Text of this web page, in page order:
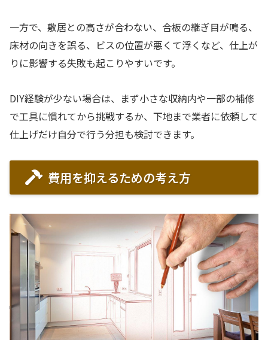
一方で、敷居との高さが合わない、合板の継ぎ目が鳴る、
床材の向きを誤る、ビスの位置が悪くて浮くなど、仕上が
りに影響する失敗も起こりやすいです。
DIY経験が少ない場合は、まず小さな収納内や一部の補修
で工具に慣れてから挑戦するか、下地まで業者に依頼して
仕上げだけ自分で行う分担も検討できます。
費用を抑えるための考え方